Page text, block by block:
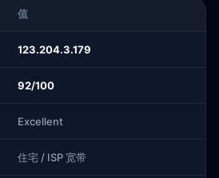
值
123.204.3.179
92/100
Excellent
住宅 / ISP 宽带